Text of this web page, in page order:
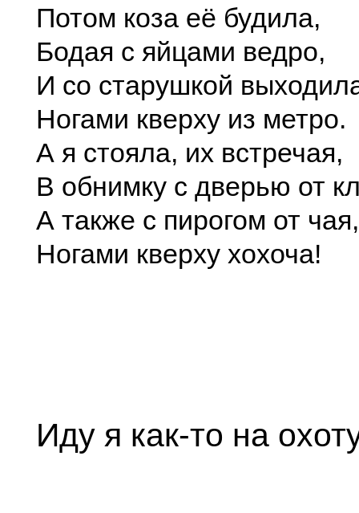
Потом коза её будила,
Бодая с яйцами ведро,
И со старушкой
Ногами кверху из метро.
А я стояла, их встречая,
В обнимку с дверью от
А также с пирогом от чая,
Ногами кверху хохоча!
Иду я как-то на